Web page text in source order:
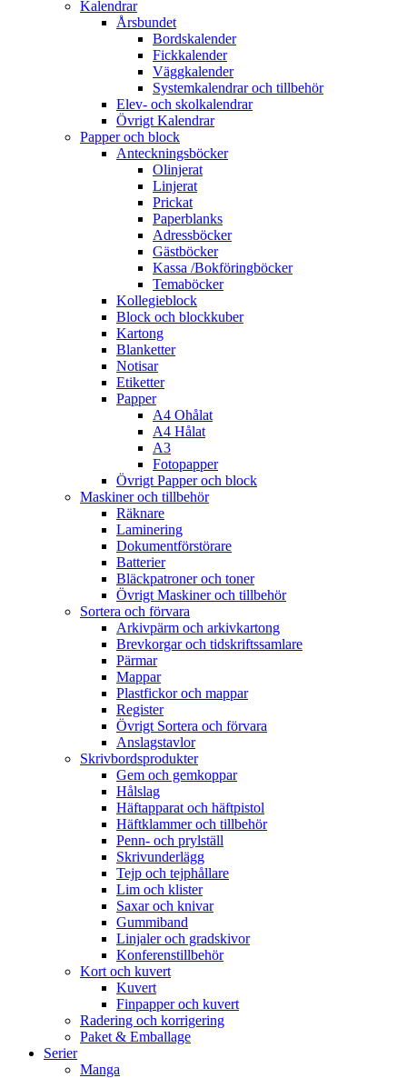
Kalendrar
Årsbundet
Bordskalender
Fickkalender
Väggkalender
Systemkalendrar och tillbehör
Elev- och skolkalendrar
Övrigt Kalendrar
Papper och block
Anteckningsböcker
Olinjerat
Linjerat
Prickat
Paperblanks
Adressböcker
Gästböcker
Kassa /Bokföringböcker
Temaböcker
Kollegieblock
Block och blockkuber
Kartong
Blanketter
Notisar
Etiketter
Papper
A4 Ohålat
A4 Hålat
A3
Fotopapper
Övrigt Papper och block
Maskiner och tillbehör
Räknare
Laminering
Dokumentförstörare
Batterier
Bläckpatroner och toner
Övrigt Maskiner och tillbehör
Sortera och förvara
Arkivpärm och arkivkartong
Brevkorgar och tidskriftssamlare
Pärmar
Mappar
Plastfickor och mappar
Register
Övrigt Sortera och förvara
Anslagstavlor
Skrivbordsprodukter
Gem och gemkoppar
Hålslag
Häftapparat och häftpistol
Häftklammer och tillbehör
Penn- och prylställ
Skrivunderlägg
Tejp och tejphållare
Lim och klister
Saxar och knivar
Gummiband
Linjaler och gradskivor
Konferenstillbehör
Kort och kuvert
Kuvert
Finpapper och kuvert
Radering och korrigering
Paket & Emballage
Serier
Manga